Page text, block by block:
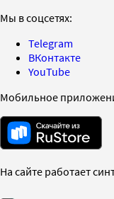
Мы в соцсетях:
Telegram
ВКонтакте
YouTube
Мобильное
На сайте работает